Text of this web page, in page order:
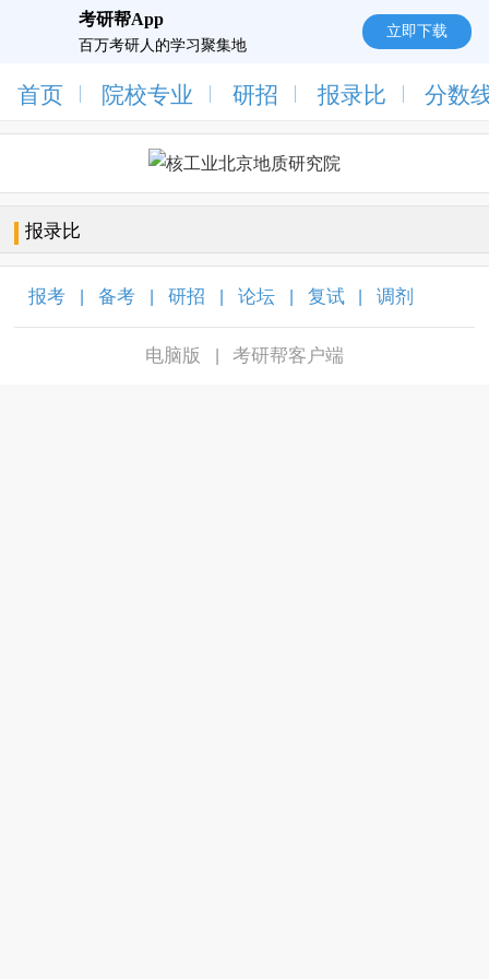
考研帮App
百万考研人的学习聚集地
立即下载
首页 院校专业 研招 报录比 分数
报录比
报考 备考 研招 论坛 复试 调剂
电脑版 考研帮客户端